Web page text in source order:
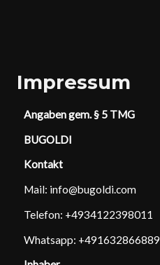
Impressum
Angaben gem. § 5 TMG
BUGOLDI
Kontakt
Mail: info@bugoldi.com
Telefon: +4934122398011
Whatsapp: +491632866889